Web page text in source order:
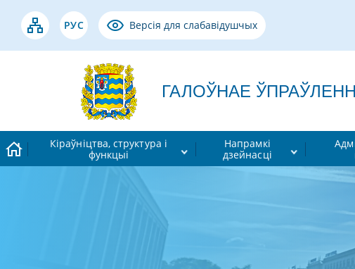
РУС Версія для слабавідушчых
ГАЛОЎНАЕ ЎПРАЎЛЕННЕ
Кіраўніцтва, структура і
функцыі
Напрамкі
дзейнасці